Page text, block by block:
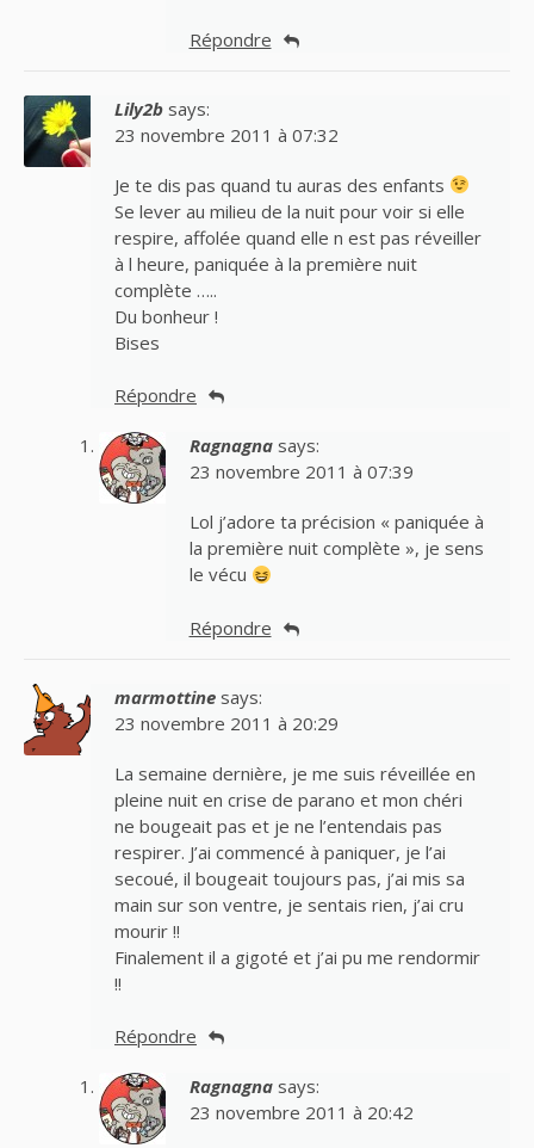
Répondre
Lily2b says:
23 novembre 2011 à 07:32
Je te dis pas quand tu auras des enfants
Se lever au milieu de la nuit pour voir si elle
respire, affolée quand elle n est pas réveiller
à l heure, paniquée à la première nuit
complète …..
Du bonheur !
Bises
Répondre
Ragnagna says:
23 novembre 2011 à 07:39
Lol j’adore ta précision « paniquée à
la première nuit complète », je sens
le vécu
Répondre
marmottine says:
23 novembre 2011 à 20:29
La semaine dernière, je me suis réveillée en
pleine nuit en crise de parano et mon chéri
ne bougeait pas et je ne l’entendais pas
respirer. J’ai commencé à paniquer, je l’ai
secoué, il bougeait toujours pas, j’ai mis sa
main sur son ventre, je sentais rien, j’ai cru
mourir !!
Finalement il a gigoté et j’ai pu me rendormir
!!
Répondre
Ragnagna says:
23 novembre 2011 à 20:42